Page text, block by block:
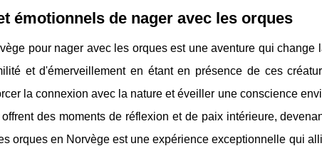
émotionnels de nager avec les orques
pour nager avec les orques est une aventure qui change
et d'émerveillement en étant en présence de ces
la connexion avec la nature et éveiller une conscience
des moments de réflexion et de paix intérieure,
orques en Norvège est une expérience exceptionnelle qui